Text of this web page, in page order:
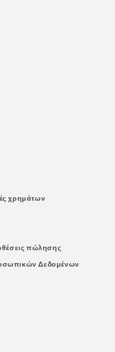
χρημάτων
πώλησης
Δεδομένων